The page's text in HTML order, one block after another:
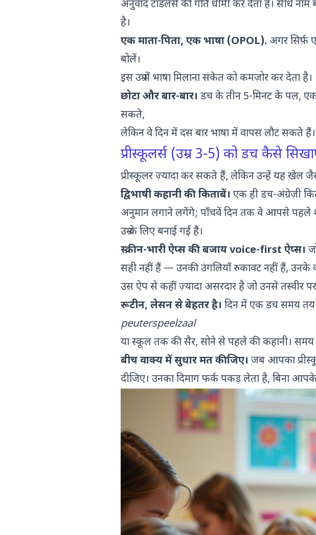
अनुवाद टॉडलर्स की गति धीमी कर देता है। सीधे
है।
एक माता-पिता, एक भाषा (OPOL). अगर सिर्फ़
बोलें।
इस उम्र में भाषा मिलाना संकेत को कमज़ोर कर देता है।
छोटा और बार-बार। डच के तीन 5-मिनट के पल, एक
सकते,
लेकिन वे दिन में दस बार भाषा में वापस लौट सकते हैं।
प्रीस्कूलर्स (उम्र 3-5) को डच कैसे
प्रीस्कूलर ज़्यादा कर सकते हैं, लेकिन उन्हें यह खेल
द्विभाषी कहानी की किताबें। एक ही डच-अंग्रेज़ी
अनुमान लगाने लगेंगे; पाँचवें दिन तक वे आपसे पहले
उम्र के लिए बनाई गई हैं।
स्क्रीन-भारी ऐप्स की बजाय voice-first ऐप्स।
सही नहीं हैं — उनकी उंगलियाँ रुकावट नहीं हैं,
उस ऐप से कहीं ज़्यादा असरदार है जो उनसे तस्वीर
रूटीन, लेसन से बेहतर है। दिन में एक डच समय तय
peuterspeelzaal
या स्कूल तक की सैर, सोने से पहले की कहानी। समय
बीच वाक्य में सुधार मत कीजिए। जब आपका
दीजिए। उनका दिमाग फर्क पकड़ लेता है, बिना आपके